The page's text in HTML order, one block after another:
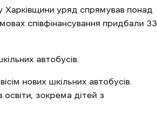
Харківщини уряд спрямував понад
співфінансування придбали 33
автобусів.
вісім нових шкільних автобусів.
зокрема дітей з